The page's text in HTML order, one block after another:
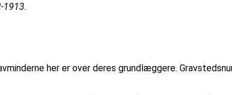
1913.
her er over deres grundlæggere.